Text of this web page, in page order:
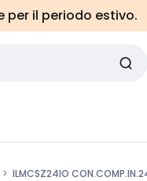
per il periodo estivo.
ILMCSZ24IO